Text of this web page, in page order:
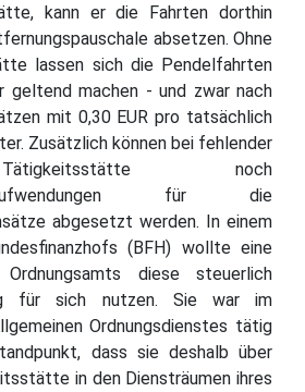
kann er die Fahrten dorthin
absetzen. Ohne
lassen sich die Pendelfahrten
geltend machen - und zwar nach
mit 0,30 EUR pro tatsächlich
Zusätzlich können bei fehlender
noch
für die
abgesetzt werden. In einem
(BFH) wollte eine
diese steuerlich
für sich nutzen. Sie war im
Ordnungsdienstes tätig
dass sie deshalb über
in den Diensträumen ihres